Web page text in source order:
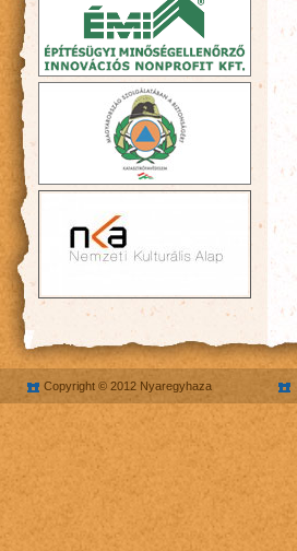
Copyright © 2012 Nyaregyhaza